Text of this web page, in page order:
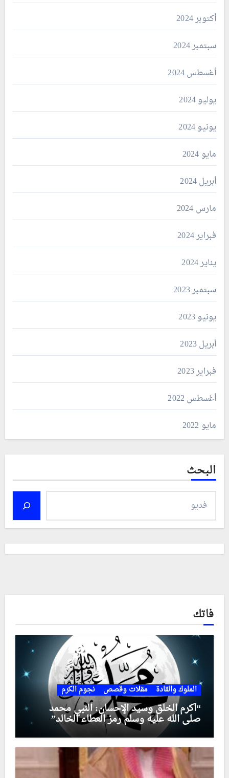
أكتوبر 2024
سبتمبر 2024
أغسطس 2024
يوليو 2024
يونيو 2024
مايو 2024
أبريل 2024
مارس 2024
فبراير 2024
يناير 2024
سبتمبر 2023
يونيو 2023
أبريل 2023
فبراير 2023
أغسطس 2022
مايو 2022
البحث
فاتك
الملوك والقادة مقلات وقصص نجوم الكرم
“أكرم الخلق وسيد الإحسان: النبي محمد
صلى الله عليه وسلم رمز العطاء الخالد”